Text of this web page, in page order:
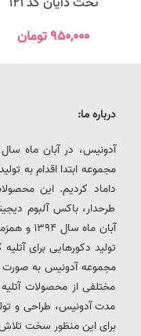
۹۵۰,۰۰۰تومان
درباره ما:
مجموعه ابتدا اقدام به
داماد کردیم. این
طرحدار، باکس آلبوم
آبان
تولید دکورهایی برای
مجموعه آدونیس به
مختلفی از محصولات
مدت آدونیس، طراحی و
برای این منظور سخت